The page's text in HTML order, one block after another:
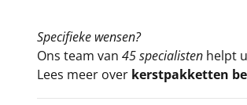
Specifieke wensen?
Ons team van 45 specialisten helpt
Lees meer over kerstpakketten